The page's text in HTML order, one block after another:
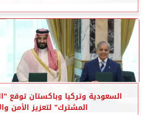
السعودية وتركيا وباكستان توقع
المشترك” لتعزيز الأمن